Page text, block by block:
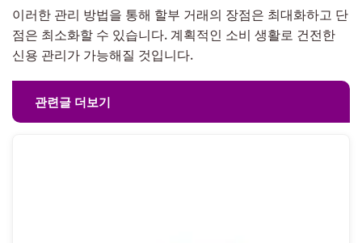
이러한 관리 방법을 통해 할부 거래의 장점은 최대화하고 단
점은 최소화할 수 있습니다. 계획적인 소비 생활로 건전한
신용 관리가 가능해질 것입니다.
관련글 더보기